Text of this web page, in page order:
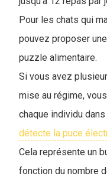
Pour les chats qui
pouvez proposer
puzzle alimentaire.
Si vous avez
mise au régime,
chaque individu dans
détecte la puce
Cela représente un
fonction du nombre